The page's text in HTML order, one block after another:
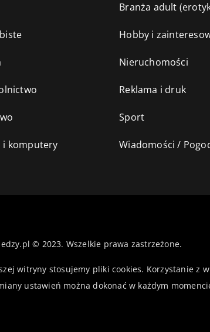
Branża adult
Hobby i
Nieruchomości
Reklama i druk
Sport
i komputery Wiadomości /
© 2023. Wszelkie prawa zastrzeżone.
witryny stosujemy pliki cookies. Korzystanie z
ustawień można dokonać w każdym